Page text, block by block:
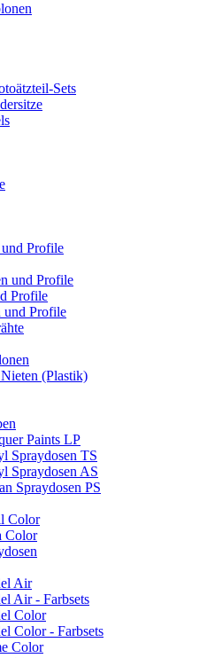
Sets
Profile
und Profile
Profile
und Profile
(Plastik)
Paints LP
Spraydosen TS
Spraydosen AS
Spraydosen PS
Color
Color
Air
Air - Farbsets
Color
Color - Farbsets
Color